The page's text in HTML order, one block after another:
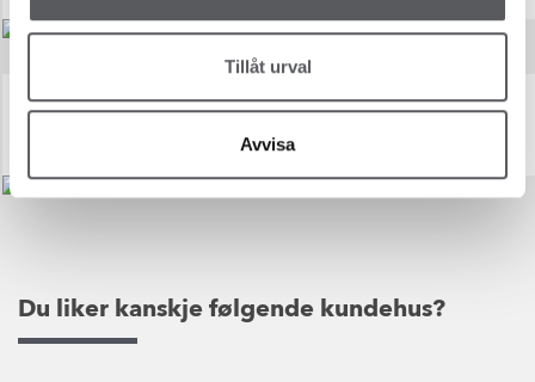
Tillåt urval
Avvisa
SPOVEN BERGUVEN
243.9
Du liker kanskje følgende kundehus?